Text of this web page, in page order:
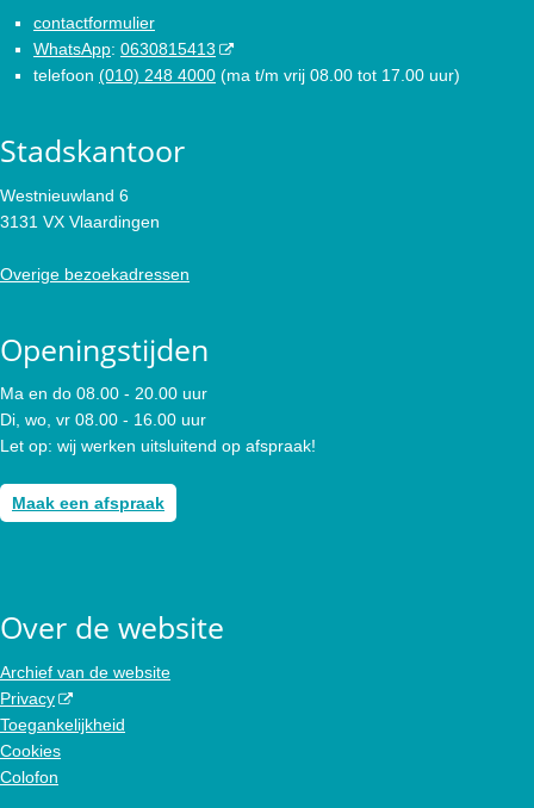
contactformulier
WhatsApp: 0630815413
telefoon (010) 248 4000 (ma t/m vrij 08.00 tot 17.00 uur)
Stadskantoor
Westnieuwland 6
3131 VX Vlaardingen
Overige bezoekadressen
Openingstijden
Ma en do 08.00 - 20.00 uur
Di, wo, vr 08.00 - 16.00 uur
Let op: wij werken uitsluitend op afspraak!
Maak een afspraak
Over de website
Archief van de website
Privacy
Toegankelijkheid
Cookies
Colofon